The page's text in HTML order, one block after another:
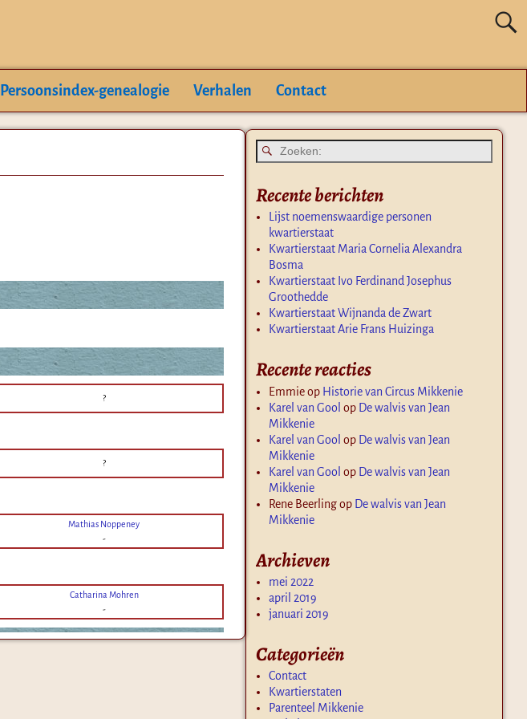
Persoonsindex-genealogie Verhalen Contact
?
?
Mathias Noppeney
-
Catharina Mohren
-
Recente berichten
Lijst noemenswaardige personen
kwartierstaat
Kwartierstaat Maria Cornelia Alexandra
Bosma
Kwartierstaat Ivo Ferdinand Josephus
Groothedde
Kwartierstaat Wijnanda de Zwart
Kwartierstaat Arie Frans Huizinga
Recente reacties
Emmieop Historie van Circus Mikkenie
Karel van Gool op De walvis van Jean
Mikkenie
Karel van Gool op De walvis van Jean
Mikkenie
Karel van Gool op De walvis van Jean
Mikkenie
Rene Beerlingop De walvis van Jean
Mikkenie
Archieven
mei 2022
april 2019
januari 2019
Categorieën
Contact
Kwartierstaten
Parenteel Mikkenie